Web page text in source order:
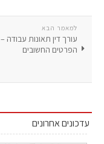
למאמר הבא
עורך דין תאונות עבודה –
הפרטים החשובים
עדכונים אחרונים